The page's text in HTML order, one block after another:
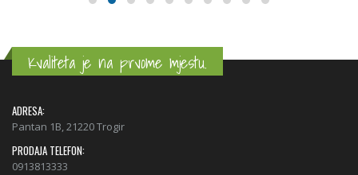
Kvaliteta je na prvome mjestu.
ADRESA:
Pantan 1B, 21220 Trogir
PRODAJA TELEFON:
0913813333